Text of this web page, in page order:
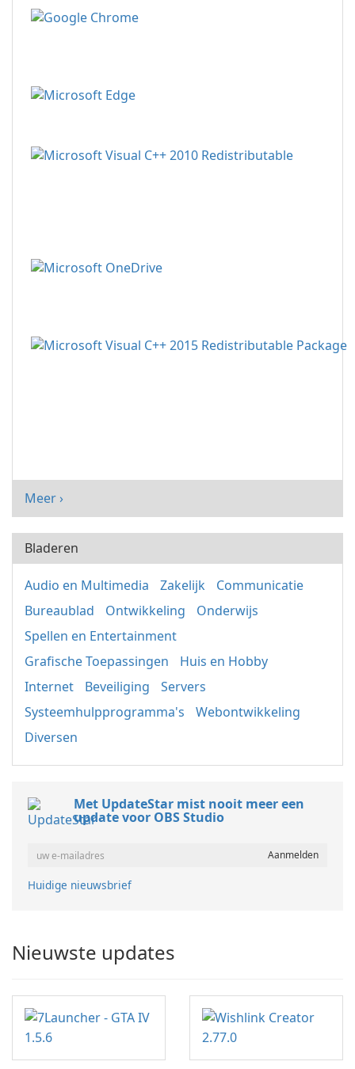
Meer ›
Bladeren
Audio en Multimedia Zakelijk
Communicatie
Bureaublad
Ontwikkeling
Onderwijs
Spellen en Entertainment
Grafische Toepassingen
Huis en Hobby
Internet
Beveiliging
Servers
Systeemhulpprogramma's
Webontwikkeling
Diversen
Met UpdateStar mist nooit meer een
update voor OBS Studio
Huidige nieuwsbrief
Nieuwste updates